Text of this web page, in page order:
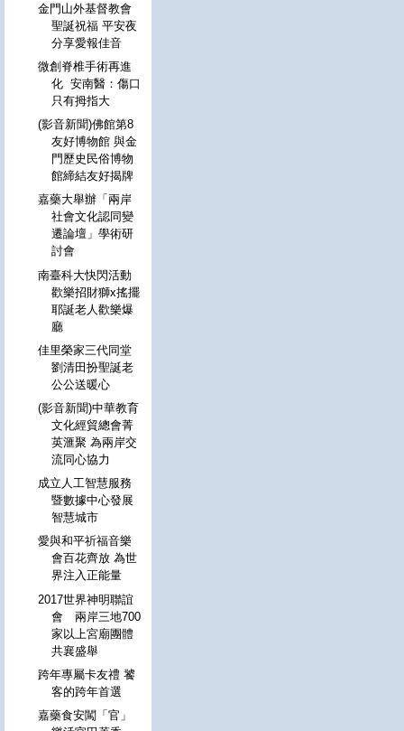
金門山外基督教會
聖誕祝福 平安夜
分享愛報佳音
微創脊椎手術再進
化 安南醫：傷口
只有拇指大
(影音新聞)佛館第8
友好博物館 與金
門歷史民俗博物
館締結友好揭牌
嘉藥大舉辦「兩岸
社會文化認同變
遷論壇」學術研
討會
南臺科大快閃活動
歡樂招財獅x搖擺
耶誕老人歡樂爆
廳
佳里榮家三代同堂
劉清田扮聖誕老
公公送暖心
(影音新聞)中華教育
文化經貿總會菁
英滙聚 為兩岸交
流同心協力
成立人工智慧服務
暨數據中心發展
智慧城市
愛與和平祈福音樂
會百花齊放 為世
界注入正能量
2017世界神明聯誼
會 兩岸三地700
家以上宮廟團體
共襄盛舉
跨年專屬卡友禮 饕
客的跨年首選
嘉藥食安闖「官」